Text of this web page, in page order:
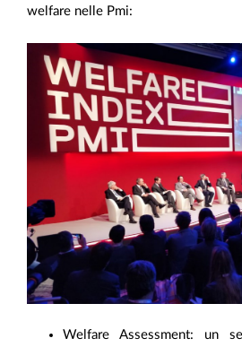
welfare nelle Pmi:
Welfare Assessment: un